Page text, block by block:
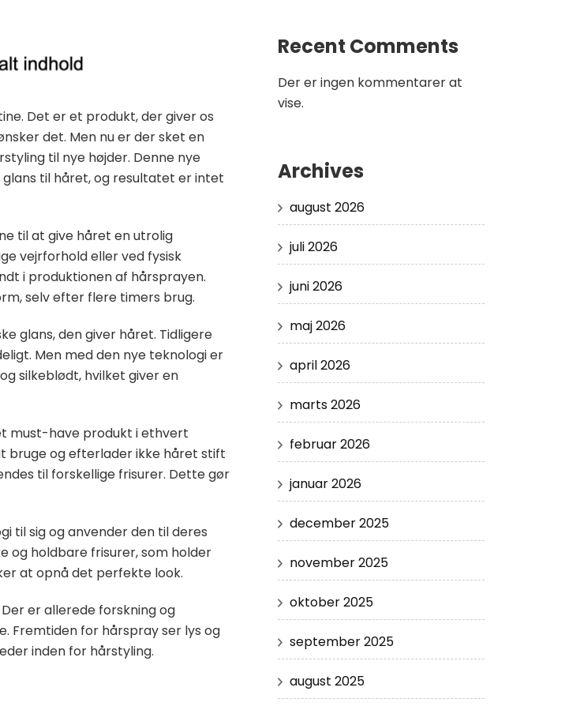
Det er et produkt, der giver os
det. Men nu er der sket en
til nye højder. Denne nye
til håret, og resultatet er intet
til at give håret en utrolig
vejrforhold eller ved fysisk
i produktionen af hårsprayen.
selv efter flere timers brug.
glans, den giver håret. Tidligere
Men med den nye teknologi er
silkeblødt, hvilket giver en
must-have produkt i ethvert
bruge og efterlader ikke håret stift
til forskellige frisurer. Dette gør
til sig og anvender den til deres
og holdbare frisurer, som holder
at opnå det perfekte look.
er allerede forskning og
Fremtiden for hårspray ser lys og
inden for hårstyling.
Recent Comments
Der er ingen kommentarer at
vise.
Archives
august 2026
juli 2026
juni 2026
maj 2026
april 2026
marts 2026
februar 2026
januar 2026
december 2025
november 2025
oktober 2025
september 2025
august 2025